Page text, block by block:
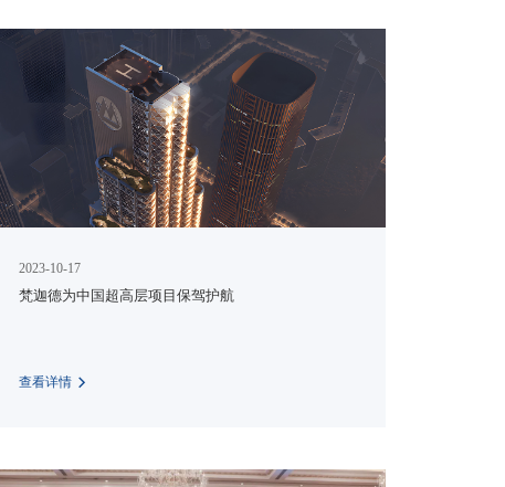
2023-10-17
梵迦德为中国超高层项目保驾护航
查看详情